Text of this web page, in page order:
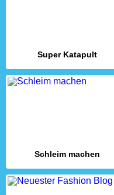
Super Katapult
Schleim machen